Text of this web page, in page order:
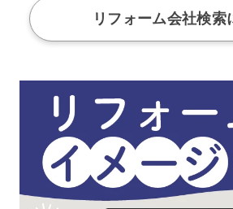
リフォーム会社検索